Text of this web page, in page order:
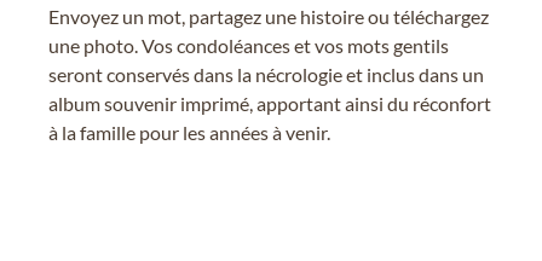
Envoyez un mot, partagez une histoire ou téléchargez
une photo. Vos condoléances et vos mots gentils
seront conservés dans la nécrologie et inclus dans un
album souvenir imprimé, apportant ainsi du réconfort
à la famille pour les années à venir.